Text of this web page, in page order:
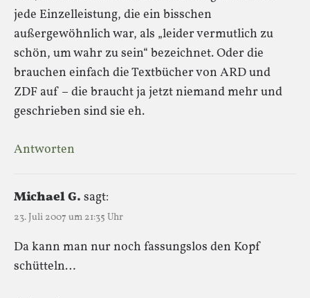
jede Einzelleistung, die ein bisschen
außergewöhnlich war, als „leider vermutlich zu
schön, um wahr zu sein“ bezeichnet. Oder die
brauchen einfach die Textbücher von ARD und
ZDF auf – die braucht ja jetzt niemand mehr und
geschrieben sind sie eh.
Antworten
Michael G. sagt:
23. Juli 2007 um 21:35 Uhr
Da kann man nur noch fassungslos den Kopf
schütteln…